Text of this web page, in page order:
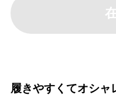
履きやすくてオシャ